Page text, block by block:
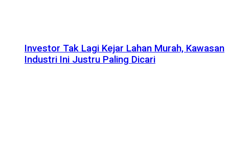
Investor Tak Lagi Kejar Lahan Murah, Kawasan
Industri Ini Justru Paling Dicari